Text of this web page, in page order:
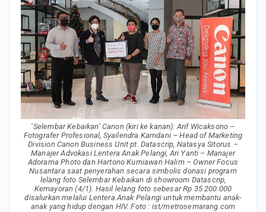
‘Selembar Kebaikan’ Canon (kiri ke kanan): Arif Wicaksono –
Fotografer Profesional, Syailendra Kamdani – Head of Marketing
Division Canon Business Unit pt. Datascrip, Natasya Sitorus –
Manajer Advokasi Lentera Anak Pelangi, Ari Yanti – Manajer
Adorama Photo dan Hartono Kurniawan Halim – Owner Focus
Nusantara saat penyerahan secara simbolis donasi program
lelang foto Selembar Kebaikan di showroom Datascrip,
Kemayoran (4/1). Hasil lelang foto sebesar Rp 35.200.000
disalurkan melalui Lentera Anak Pelangi untuk membantu anak-
anak yang hidup dengan HIV. Foto : ist/metrosemarang.com